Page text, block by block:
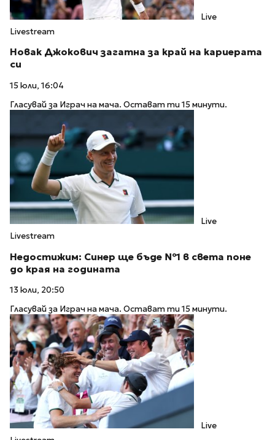
Live
Livestream
Новак Джокович загатна за край на кариерата
си
15 юли, 16:04
Гласувай за Играч на мача. Остават ти 15 минути.
Live
Livestream
Недостижим: Синер ще бъде №1 в света поне
до края на годината
13 юли, 20:50
Гласувай за Играч на мача. Остават ти 15 минути.
Live